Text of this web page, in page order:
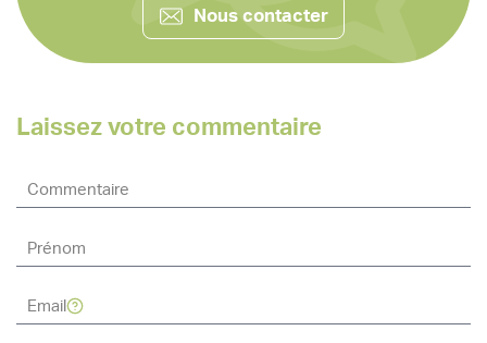
Nous contacter
Laissez votre commentaire